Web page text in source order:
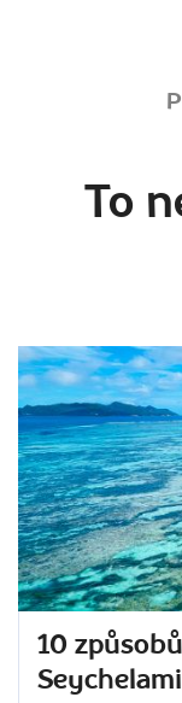
To
10